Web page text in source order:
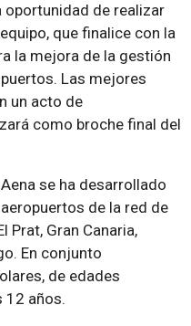
oportunidad de realizar
que finalice con la
la mejora de la gestión
Las mejores
un acto de
como broche final del
se ha desarrollado
de la red de
Prat, Gran Canaria,
En conjunto
de edades
12 años.